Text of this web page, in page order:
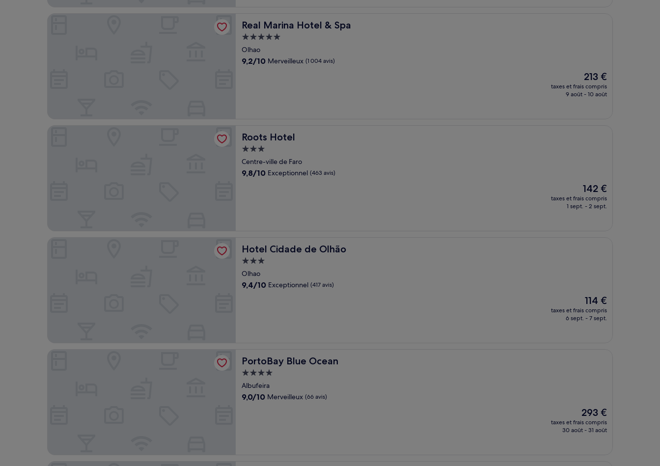
Real Marina Hotel & Spa
Real Marina Hotel & Spa
Hébergement
5.0 étoiles
Olhao
9.2
9,2/10 Merveilleux (1 004 avis)
Le
nouveau
prix
213 €
taxes et frais compris
9 août - 10 août
Roots Hotel
Roots Hotel
Hébergement
3.0 étoiles
Centre-ville de Faro
9.8
9,8/10 Exceptionnel (463 avis)
Le
nouveau
prix
142 €
taxes et frais compris
1 sept. - 2 sept.
Hotel Cidade de Olhão
Hotel Cidade de Olhão
Hébergement
3.0 étoiles
Olhao
9.4
9,4/10 Exceptionnel (417 avis)
Le
nouveau
prix
114 €
taxes et frais compris
6 sept. - 7 sept.
PortoBay Blue Ocean
PortoBay Blue Ocean
Hébergement
4.0 étoiles
Albufeira
9.0
9,0/10 Merveilleux (66 avis)
Le
nouveau
prix
293 €
taxes et frais compris
30 août - 31 août